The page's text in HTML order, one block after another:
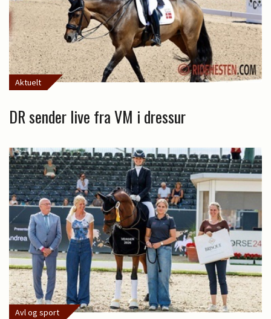
Aktuelt
DR sender live fra VM i dressur
Avl og sport